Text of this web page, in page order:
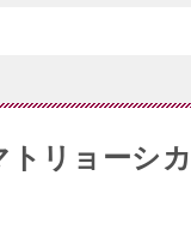
トリョーシ